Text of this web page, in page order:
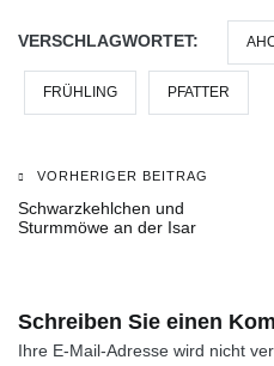
VERSCHLAGWORTET:
FRÜHLING PFATTER
Beitragsnavigation
VORHERIGER BEITRAG
Schwarzkehlchen und
Sturmmöwe an der Isar
Schreiben Sie einen
Ihre E-Mail-Adresse wird nicht